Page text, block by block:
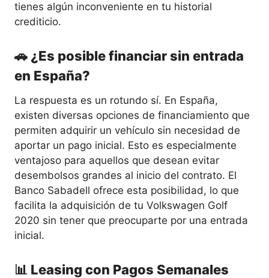
tienes algún inconveniente en tu historial
crediticio.
🚗 ¿Es posible financiar sin entrada
en España?
La respuesta es un rotundo sí. En España,
existen diversas opciones de financiamiento que
permiten adquirir un vehículo sin necesidad de
aportar un pago inicial. Esto es especialmente
ventajoso para aquellos que desean evitar
desembolsos grandes al inicio del contrato. El
Banco Sabadell ofrece esta posibilidad, lo que
facilita la adquisición de tu Volkswagen Golf
2020 sin tener que preocuparte por una entrada
inicial.
📊 Leasing con Pagos Semanales